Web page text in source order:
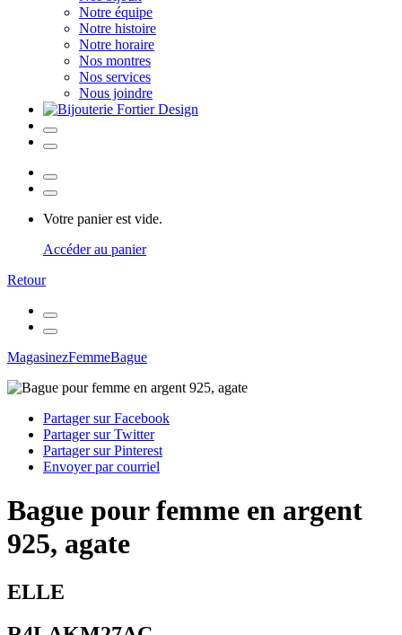
Notre équipe
Notre histoire
Notre horaire
Nos montres
Nos services
Nous joindre
Votre panier est vide.
Accéder au panier
Retour
MagasinezFemmeBague
Partager sur Facebook
Partager sur Twitter
Partager sur Pinterest
Envoyer par courriel
Bague pour femme en argent
925, agate
ELLE